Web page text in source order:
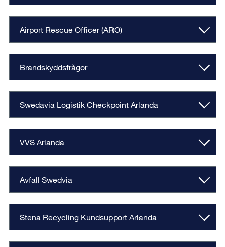
Airport Rescue Officer (ARO)
Brandskyddsfrågor
Swedavia Logistik Checkpoint Arlanda
VVS Arlanda
Avfall Swedvia
Stena Recycling Kundsupport Arlanda